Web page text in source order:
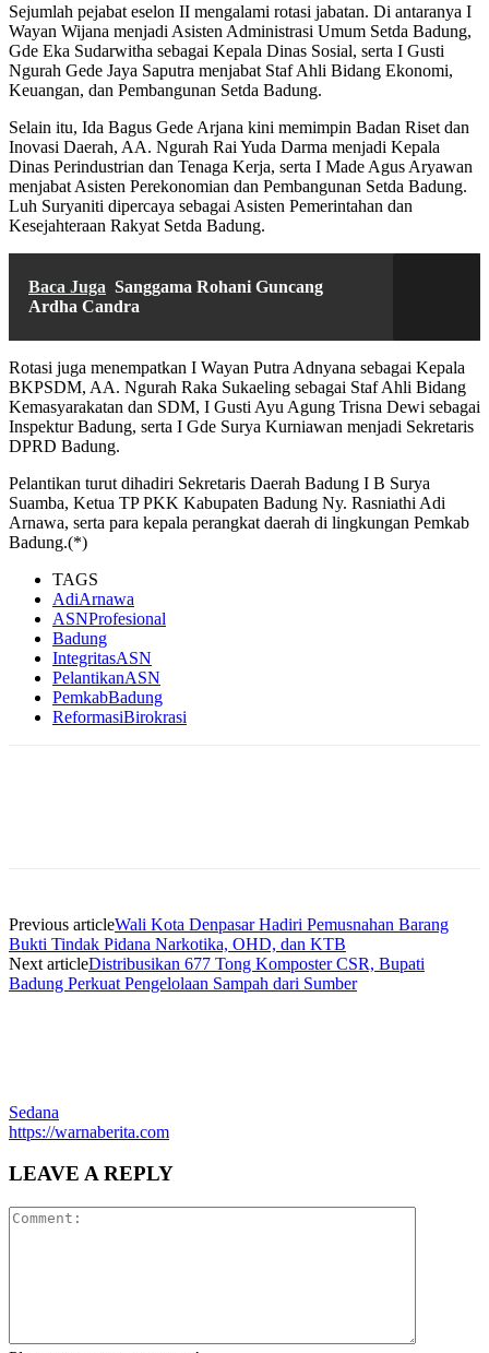
Sejumlah pejabat eselon II mengalami rotasi jabatan. Di antaranya I
Wayan Wijana menjadi Asisten Administrasi Umum Setda Badung,
Gde Eka Sudarwitha sebagai Kepala Dinas Sosial, serta I Gusti
Ngurah Gede Jaya Saputra menjabat Staf Ahli Bidang Ekonomi,
Keuangan, dan Pembangunan Setda Badung.
Selain itu, Ida Bagus Gede Arjana kini memimpin Badan Riset dan
Inovasi Daerah, AA. Ngurah Rai Yuda Darma menjadi Kepala
Dinas Perindustrian dan Tenaga Kerja, serta I Made Agus Aryawan
menjabat Asisten Perekonomian dan Pembangunan Setda Badung.
Luh Suryaniti dipercaya sebagai Asisten Pemerintahan dan
Kesejahteraan Rakyat Setda Badung.
Baca Juga Sanggama Rohani Guncang
Ardha Candra
Rotasi juga menempatkan I Wayan Putra Adnyana sebagai Kepala
BKPSDM, AA. Ngurah Raka Sukaeling sebagai Staf Ahli Bidang
Kemasyarakatan dan SDM, I Gusti Ayu Agung Trisna Dewi sebagai
Inspektur Badung, serta I Gde Surya Kurniawan menjadi Sekretaris
DPRD Badung.
Pelantikan turut dihadiri Sekretaris Daerah Badung I B Surya
Suamba, Ketua TP PKK Kabupaten Badung Ny. Rasniathi Adi
Arnawa, serta para kepala perangkat daerah di lingkungan Pemkab
Badung.(*)
TAGS
AdiArnawa
ASNProfesional
Badung
IntegritasASN
PelantikanASN
PemkabBadung
ReformasiBirokrasi
Previous articleWali Kota Denpasar Hadiri Pemusnahan Barang
Bukti Tindak Pidana Narkotika, OHD, dan KTB
Next articleDistribusikan 677 Tong Komposter CSR, Bupati
Badung Perkuat Pengelolaan Sampah dari Sumber
Sedana
https://warnaberita.com
LEAVE A REPLY